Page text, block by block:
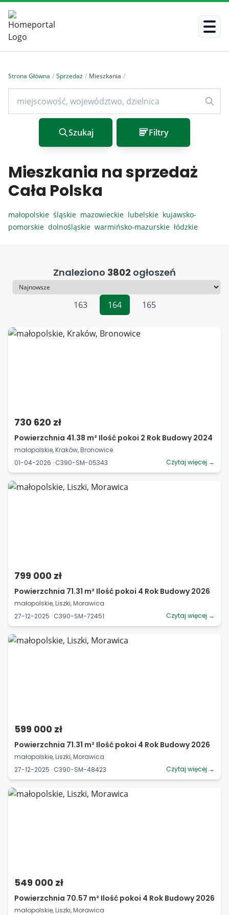
Strona Główna / Sprzedaż / Mieszkania /
Szukaj Filtry
Mieszkania na sprzedaż
Cała Polska
małopolskie śląskie mazowieckie lubelskie kujawsko-
pomorskie dolnośląskie warmińsko-mazurskie łódzkie
Znaleziono 3802 ogłoszeń
Sortowanie
163
164 165
730 620 zł
Powierzchnia 41.38 m² Ilość pokoi 2 Rok Budowy 2024
małopolskie, Kraków, Bronowice
01-04-2026 · C390-SM-05343
Czytaj więcej →
799 000 zł
Powierzchnia 71.31 m² Ilość pokoi 4 Rok Budowy 2026
małopolskie, Liszki, Morawica
27-12-2025 · C390-SM-72451
Czytaj więcej →
599 000 zł
Powierzchnia 71.31 m² Ilość pokoi 4 Rok Budowy 2026
małopolskie, Liszki, Morawica
27-12-2025 · C390-SM-48423
Czytaj więcej →
549 000 zł
Powierzchnia 70.57 m² Ilość pokoi 4 Rok Budowy 2026
małopolskie, Liszki, Morawica